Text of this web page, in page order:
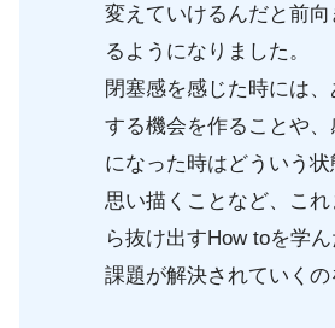
変えていけるんだと前
るようになりました。
閉塞感を感じた時には
する機会を作ることや、
になった時はどういう
思い描くことなど、こ
ら抜け出すHow toを学
課題が解決されていくの